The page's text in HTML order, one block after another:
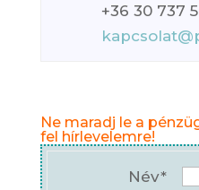
+36 30 737
Ne maradj le a
fel hírlevelemre!
Név*